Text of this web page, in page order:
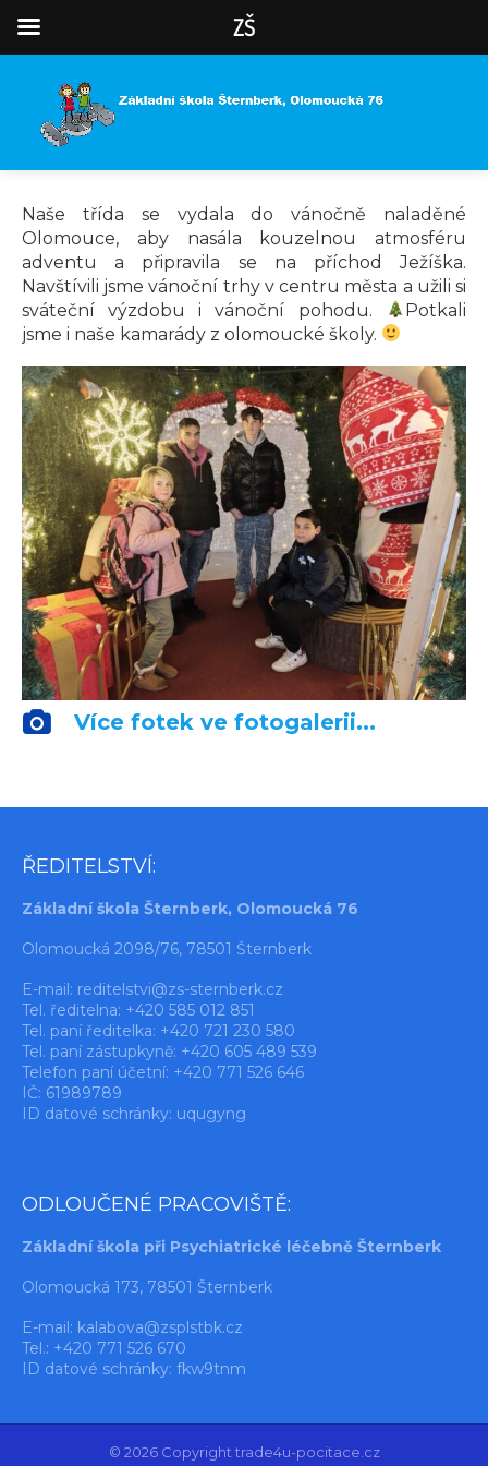
Naše třída se vydala do vánočně naladěné
Olomouce, aby nasála kouzelnou atmosféru
adventu a připravila se na příchod Ježíška.
Navštívili jsme vánoční trhy v centru města a užili si
sváteční výzdobu i vánoční pohodu.
Potkali
jsme i naše kamarády z olomoucké školy.
Více fotek ve fotogalerii...
ŘEDITELSTVÍ:
Základní škola Šternberk, Olomoucká 76
Olomoucká 2098/76, 78501 Šternberk
E-mail: reditelstvi@zs-sternberk.cz
Tel. ředitelna: +420 585 012 851
Tel. paní ředitelka: +420 721 230 580
Tel. paní zástupkyně: +420 605 489 539
Telefon paní účetní: +420 771 526 646
IČ: 61989789
ID datové schránky: uqugyng
ODLOUČENÉ PRACOVIŠTĚ:
Základní škola při Psychiatrické léčebně Šternberk
Olomoucká 173, 78501 Šternberk
E-mail: kalabova@zsplstbk.cz
Tel.: +420 771 526 670
ID datové schránky: fkw9tnm
© 2026 Copyright trade4u-pocitace.cz
ZŠ